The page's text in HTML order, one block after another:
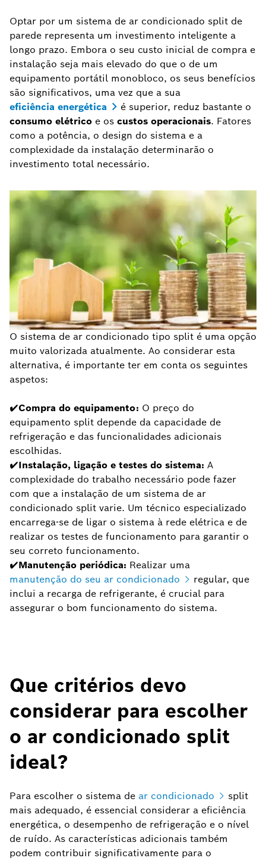
Optar por um sistema de ar condicionado split de
parede representa um investimento inteligente a
longo prazo. Embora o seu custo inicial de compra e
instalação seja mais elevado do que o de um
equipamento portátil monobloco, os seus benefícios
são significativos, uma vez que a sua
eficiência energética
é superior, reduz bastante o
consumo elétrico e os custos operacionais. Fatores
como a potência, o design do sistema e a
complexidade da instalação determinarão o
investimento total necessário.
O sistema de ar condicionado tipo split é uma opção
muito valorizada atualmente. Ao considerar esta
alternativa, é importante ter em conta os seguintes
aspetos:
✔Compra do equipamento: O preço do
equipamento split depende da capacidade de
refrigeração e das funcionalidades adicionais
escolhidas.
✔Instalação, ligação e testes do sistema: A
complexidade do trabalho necessário pode fazer
com que a instalação de um sistema de ar
condicionado split varie. Um técnico especializado
encarrega-se de ligar o sistema à rede elétrica e de
realizar os testes de funcionamento para garantir o
seu correto funcionamento.
✔Manutenção periódica: Realizar uma
manutenção do seu ar condicionado
regular, que
inclui a recarga de refrigerante, é crucial para
assegurar o bom funcionamento do sistema.
Que critérios devo
considerar para escolher
o ar condicionado split
ideal?
Para escolher o sistema de ar condicionado
split
mais adequado, é essencial considerar a eficiência
energética, o desempenho de refrigeração e o nível
de ruído. As características adicionais também
podem contribuir significativamente para o